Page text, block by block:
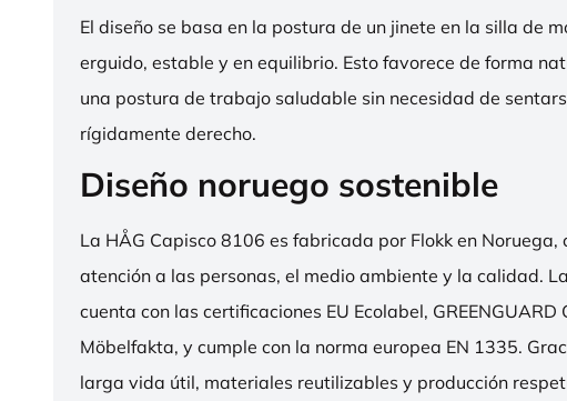
El diseño se basa en la postura de un jinete en la silla de
erguido, estable y en equilibrio. Esto favorece de forma
una postura de trabajo saludable sin necesidad de
rígidamente derecho.
Diseño noruego sostenible
La HÅG Capisco 8106 es fabricada por Flokk en Noruega,
atención a las personas, el medio ambiente y la calidad.
cuenta con las certificaciones EU Ecolabel, GREENGUARD
Möbelfakta, y cumple con la norma europea EN 1335.
larga vida útil, materiales reutilizables y producción